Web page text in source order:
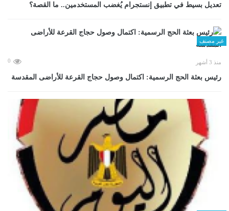
تعديل بسيط في تطبيق إنستجرام يُغضب المستخدمين.. ما القصة؟
غير مصنف
منذ 3 أشهر 0
رئيس بعثة الحج الرسمية: اكتمال وصول حجاج القرعة للأراضى المقدسة